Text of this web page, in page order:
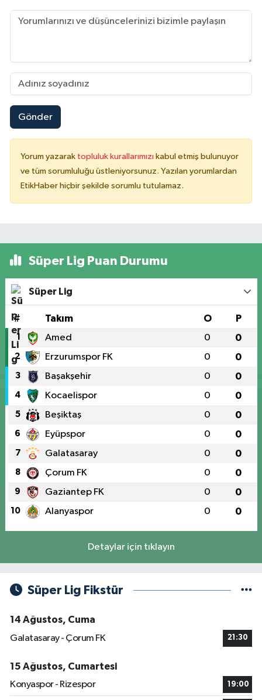
Gönder
Yorum yazarak topluluk kurallarımızı kabul etmiş bulunuyor
ve tüm sorumluluğu üstleniyorsunuz. Yazılan yorumlardan
EtikHaber hiçbir şekilde sorumlu tutulamaz.
Süper Lig Puan Durumu
Süper Lig
# Takım O P
1 Amed 0 0
2 Erzurumspor FK 0 0
3 Başakşehir 0 0
4 Kocaelispor 0 0
5 Beşiktaş 0 0
6 Eyüpspor 0 0
7 Galatasaray 0 0
8 Çorum FK 0 0
9 Gaziantep FK 0 0
10 Alanyaspor 0 0
Detaylar için tıklayın
Süper Lig Fikstür
14 Ağustos, Cuma
Galatasaray - Çorum FK
21:30
15 Ağustos, Cumartesi
Konyaspor - Rizespor
19:00